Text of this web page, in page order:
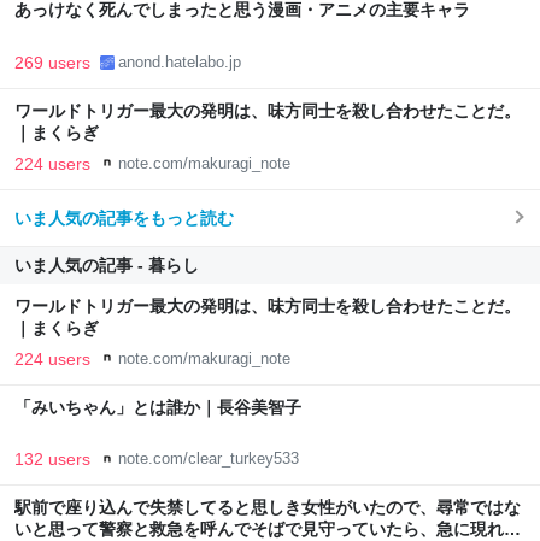
あっけなく死んでしまったと思う漫画・アニメの主要キャラ
269 users anond.hatelabo.jp
ワールドトリガー最大の発明は、味方同士を殺し合わせたことだ。
｜まくらぎ
224 users note.com/makuragi_note
いま人気の記事をもっと読む
いま人気の記事 - 暮らし
ワールドトリガー最大の発明は、味方同士を殺し合わせたことだ。
｜まくらぎ
224 users note.com/makuragi_note
「みいちゃん」とは誰か｜長谷美智子
132 users note.com/clear_turkey533
駅前で座り込んで失禁してると思しき女性がいたので、尋常ではな
いと思って警察と救急を呼んでそばで見守っていたら、急に現れた